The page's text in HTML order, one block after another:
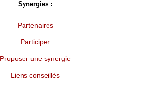
Synergies :
Partenaires
Participer
Proposer une synergie
Liens conseillés